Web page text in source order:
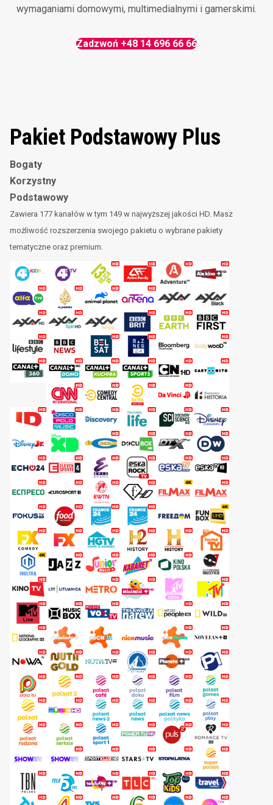
wymaganiami domowymi, multimedialnymi i gamerskimi.
Zadzwoń +48 14 696 66 66
Pakiet Podstawowy Plus
Bogaty
Korzystny
Podstawowy
Zawiera 177 kanałów w tym 149 w najwyższej jakości HD. Masz
możliwość rozszerzenia swojego pakietu o wybrane pakiety
tematyczne oraz premium.